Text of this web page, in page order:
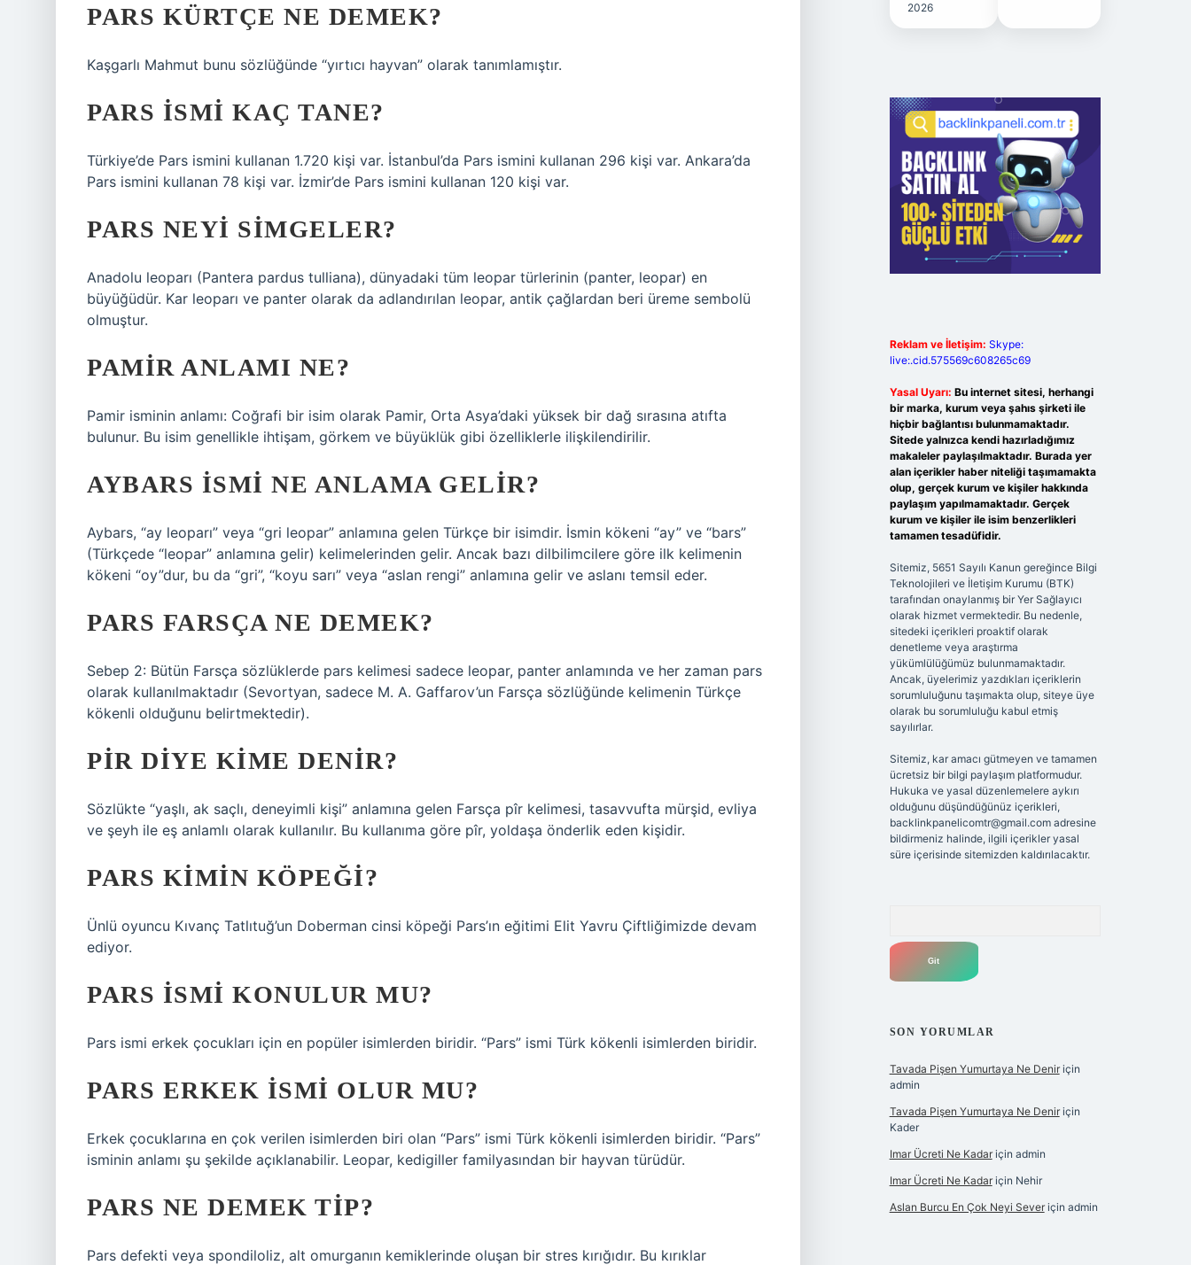
PARS KÜRTÇE NE DEMEK?
Kaşgarlı Mahmut bunu sözlüğünde “yırtıcı hayvan” olarak tanımlamıştır.
PARS ISMI KAÇ TANE?
Türkiye’de Pars ismini kullanan 1.720 kişi var. İstanbul’da Pars ismini kullanan 296 kişi var. Ankara’da
Pars ismini kullanan 78 kişi var. İzmir’de Pars ismini kullanan 120 kişi var.
PARS NEYI SIMGELER?
Anadolu leoparı (Pantera pardus tulliana), dünyadaki tüm leopar türlerinin (panter, leopar) en
büyüğüdür. Kar leoparı ve panter olarak da adlandırılan leopar, antik çağlardan beri üreme sembolü
olmuştur.
PAMIR ANLAMI NE?
Pamir isminin anlamı: Coğrafi bir isim olarak Pamir, Orta Asya’daki yüksek bir dağ sırasına atıfta
bulunur. Bu isim genellikle ihtişam, görkem ve büyüklük gibi özelliklerle ilişkilendirilir.
AYBARS ISMI NE ANLAMA GELIR?
Aybars, “ay leoparı” veya “gri leopar” anlamına gelen Türkçe bir isimdir. İsmin kökeni “ay” ve “bars”
(Türkçede “leopar” anlamına gelir) kelimelerinden gelir. Ancak bazı dilbilimcilere göre ilk kelimenin
kökeni “oy”dur, bu da “gri”, “koyu sarı” veya “aslan rengi” anlamına gelir ve aslanı temsil eder.
PARS FARSÇA NE DEMEK?
Sebep 2: Bütün Farsça sözlüklerde pars kelimesi sadece leopar, panter anlamında ve her zaman pars
olarak kullanılmaktadır (Sevortyan, sadece M. A. Gaffarov’un Farsça sözlüğünde kelimenin Türkçe
kökenli olduğunu belirtmektedir).
PIR DIYE KIME DENIR?
Sözlükte “yaşlı, ak saçlı, deneyimli kişi” anlamına gelen Farsça pîr kelimesi, tasavvufta mürşid, evliya
ve şeyh ile eş anlamlı olarak kullanılır. Bu kullanıma göre pîr, yoldaşa önderlik eden kişidir.
PARS KIMIN KÖPEĞI?
Ünlü oyuncu Kıvanç Tatlıtuğ’un Doberman cinsi köpeği Pars’ın eğitimi Elit Yavru Çiftliğimizde devam
ediyor.
PARS ISMI KONULUR MU?
Pars ismi erkek çocukları için en popüler isimlerden biridir. “Pars” ismi Türk kökenli isimlerden biridir.
PARS ERKEK ISMI OLUR MU?
Erkek çocuklarına en çok verilen isimlerden biri olan “Pars” ismi Türk kökenli isimlerden biridir. “Pars”
isminin anlamı şu şekilde açıklanabilir. Leopar, kedigiller familyasından bir hayvan türüdür.
PARS NE DEMEK TIP?
Pars defekti veya spondiloliz, alt omurganın kemiklerinde oluşan bir stres kırığıdır. Bu kırıklar
2026
Reklam ve İletişim: Skype:
live:.cid.575569c608265c69
Yasal Uyarı: Bu internet sitesi, herhangi
bir marka, kurum veya şahıs şirketi ile
hiçbir bağlantısı bulunmamaktadır.
Sitede yalnızca kendi hazırladığımız
makaleler paylaşılmaktadır. Burada yer
alan içerikler haber niteliği taşımamakta
olup, gerçek kurum ve kişiler hakkında
paylaşım yapılmamaktadır. Gerçek
kurum ve kişiler ile isim benzerlikleri
tamamen tesadüfidir.
Sitemiz, 5651 Sayılı Kanun gereğince Bilgi
Teknolojileri ve İletişim Kurumu (BTK)
tarafından onaylanmış bir Yer Sağlayıcı
olarak hizmet vermektedir. Bu nedenle,
sitedeki içerikleri proaktif olarak
denetleme veya araştırma
yükümlülüğümüz bulunmamaktadır.
Ancak, üyelerimiz yazdıkları içeriklerin
sorumluluğunu taşımakta olup, siteye üye
olarak bu sorumluluğu kabul etmiş
sayılırlar.
Sitemiz, kar amacı gütmeyen ve tamamen
ücretsiz bir bilgi paylaşım platformudur.
Hukuka ve yasal düzenlemelere aykırı
olduğunu düşündüğünüz içerikleri,
backlinkpanelicomtr@gmail.comadresine
bildirmeniz halinde, ilgili içerikler yasal
süre içerisinde sitemizden kaldırılacaktır.
SON YORUMLAR
Tavada Pişen Yumurtaya Ne Deniriçin
admin
Tavada Pişen Yumurtaya Ne Deniriçin
Kader
Imar Ücreti Ne Kadariçin admin
Imar Ücreti Ne Kadariçin Nehir
Aslan Burcu En Çok Neyi Severiçin admin